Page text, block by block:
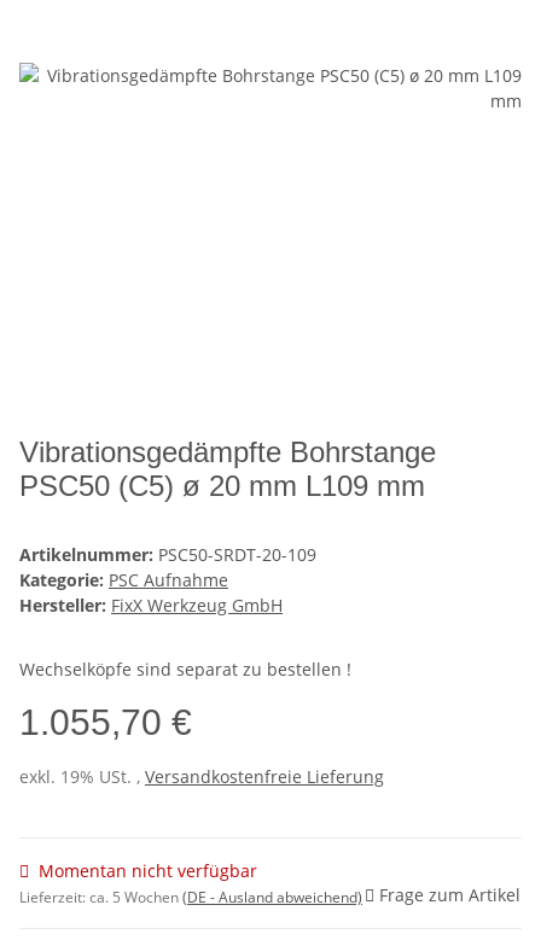
Vibrationsgedämpfte Bohrstange
PSC50 (C5) ø 20 mm L109 mm
Artikelnummer: PSC50-SRDT-20-109
Kategorie: PSC Aufnahme
Hersteller: FixX Werkzeug GmbH
Wechselköpfe sind separat zu bestellen !
1.055,70 €
exkl. 19% USt. , Versandkostenfreie Lieferung
Momentan nicht verfügbar
Lieferzeit:ca. 5 Wochen(DE - Ausland abweichend) Frage zum Artikel